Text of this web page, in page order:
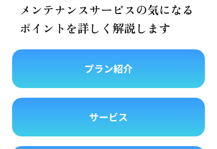
メンテナンスサービスの気になる
ポイントを詳しく解説します
プラン紹介
サービス